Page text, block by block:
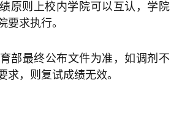
原则上校内学院可以互认，学院
要求执行。
部最终公布文件为准，如调剂不
求，则复试成绩无效。